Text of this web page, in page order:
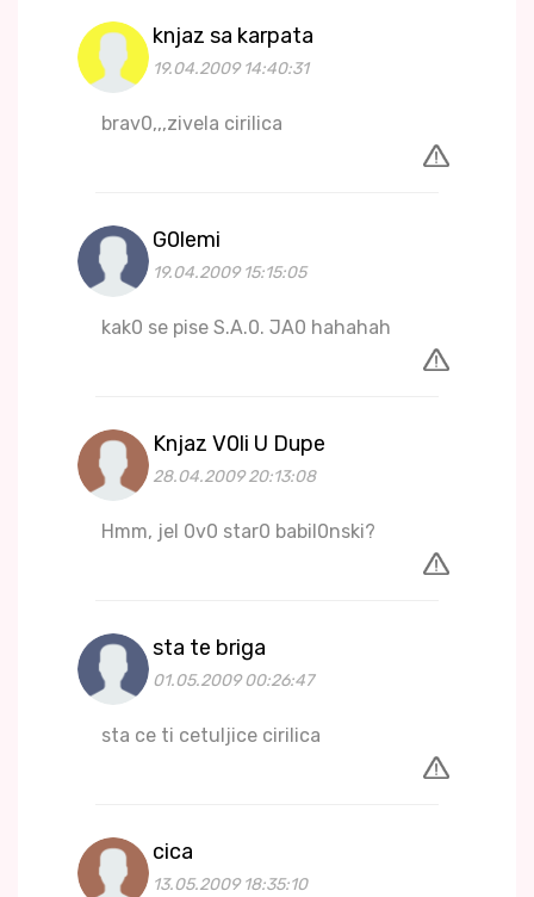
knjaz sa karpata
19.04.2009 14:40:31
brav0,,,zivela cirilica
G0lemi
19.04.2009 15:15:05
kak0 se pise S.A.0. JA0 hahahah
Knjaz V0li U Dupe
28.04.2009 20:13:08
Hmm, jel 0v0 star0 babil0nski?
sta te briga
01.05.2009 00:26:47
sta ce ti cetuljice cirilica
cica
13.05.2009 18:35:10